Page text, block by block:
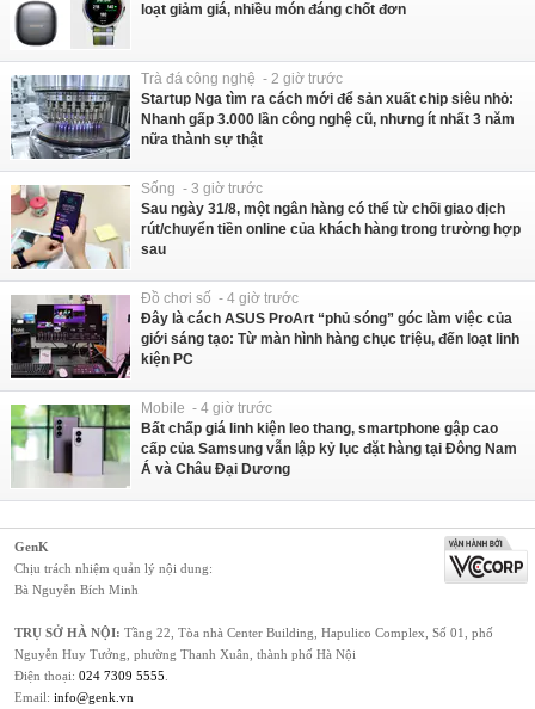
loạt giảm giá, nhiều món đáng chốt đơn
Trà đá công nghệ - 2 giờ trước
Startup Nga tìm ra cách mới để sản xuất chip siêu nhỏ:
Nhanh gấp 3.000 lần công nghệ cũ, nhưng ít nhất 3 năm
nữa thành sự thật
Sống - 3 giờ trước
Sau ngày 31/8, một ngân hàng có thể từ chối giao dịch
rút/chuyển tiền online của khách hàng trong trường hợp
sau
Đồ chơi số - 4 giờ trước
Đây là cách ASUS ProArt “phủ sóng” góc làm việc của
giới sáng tạo: Từ màn hình hàng chục triệu, đến loạt linh
kiện PC
Mobile - 4 giờ trước
Bất chấp giá linh kiện leo thang, smartphone gập cao
cấp của Samsung vẫn lập kỷ lục đặt hàng tại Đông Nam
Á và Châu Đại Dương
GenK
Chịu trách nhiệm quản lý nội dung:
Bà Nguyễn Bích Minh
TRỤ SỞ HÀ NỘI: Tầng 22, Tòa nhà Center Building, Hapulico Complex, Số 01, phố
Nguyễn Huy Tưởng, phường Thanh Xuân, thành phố Hà Nội
Điện thoại: 024 7309 5555
Email: info@genk.vn